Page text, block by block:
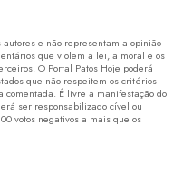
e não representam a opinião
que violem a lei, a moral e os
O Portal Patos Hoje poderá
que não respeitem os critérios
É livre a manifestação do
ser responsabilizado cível ou
votos negativos a mais que os